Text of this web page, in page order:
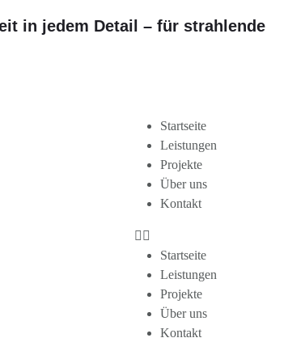
in jedem Detail – für strahlende
Startseite
Leistungen
Projekte
Über uns
Kontakt
Startseite
Leistungen
Projekte
Über uns
Kontakt